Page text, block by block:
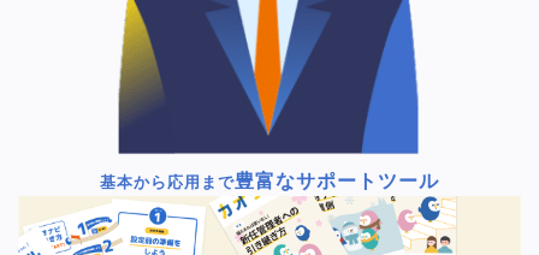
基本から応用まで豊富なサポートツール